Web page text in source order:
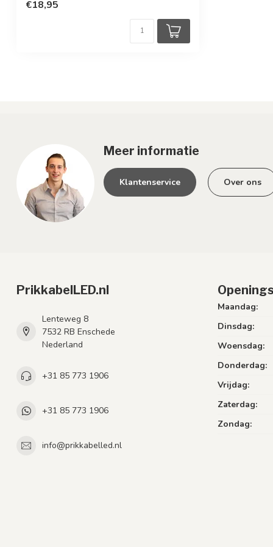
€18,95
Meer informatie
Klantenservice Over ons
PrikkabelLED.nl
Lenteweg 8
7532 RB Enschede
Nederland
+31 85 773 1906
+31 85 773 1906
info@prikkabelled.nl
Maandag:
Dinsdag:
Woensdag:
Donderdag:
Vrijdag:
Zaterdag:
Zondag: